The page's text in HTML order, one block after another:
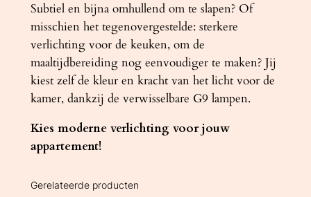
Subtiel en bijna omhullend om te slapen? Of
misschien het tegenovergestelde: sterkere
verlichting voor de keuken, om de
maaltijdbereiding nog eenvoudiger te maken? Jij
kiest zelf de kleur en kracht van het licht voor de
kamer, dankzij de verwisselbare G9 lampen.
Kies moderne verlichting voor jouw
appartement!
Gerelateerde producten